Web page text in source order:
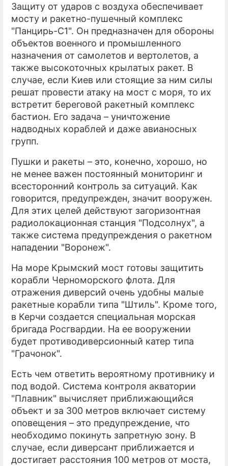
Защиту от ударов с воздуха обеспечивает
мосту и ракетно-пушечный комплекс
"Панцирь-С1". Он предназначен для обороны
объектов военного и промышленного
назначения от самолетов и вертолетов, а
также высокоточных крылатых ракет. В
случае, если Киев или стоящие за ним силы
решат провести атаку на мост с моря, то их
встретит береговой ракетный комплекс
бастион. Его задача – уничтожение
надводных кораблей и даже авианосных
групп.
Пушки и ракеты – это, конечно, хорошо, но
не менее важен постоянный мониторинг и
всесторонний контроль за ситуаций. Как
говорится, предупрежден, значит вооружен.
Для этих целей действуют загоризонтная
радиолокационная станция "Подсолнух", а
также система предупреждения о ракетном
нападении "Воронеж".
На море Крымский мост готовы защитить
корабли Черноморского флота. Для
отражения диверсий очень удобны малые
ракетные корабли типа "Штиль". Кроме того,
в Керчи создается специальная морская
бригада Росгвардии. На ее вооружении
будет противодиверсионный катер типа
"Грачонок".
Есть чем ответить вероятному противнику и
под водой. Система контроля акватории
"Плавник" вычисляет приближающийся
объект и за 300 метров включает систему
оповещения – это предупреждение, что
необходимо покинуть запретную зону. В
случае, если диверсант приближается и
достигает расстояния 100 метров от моста,